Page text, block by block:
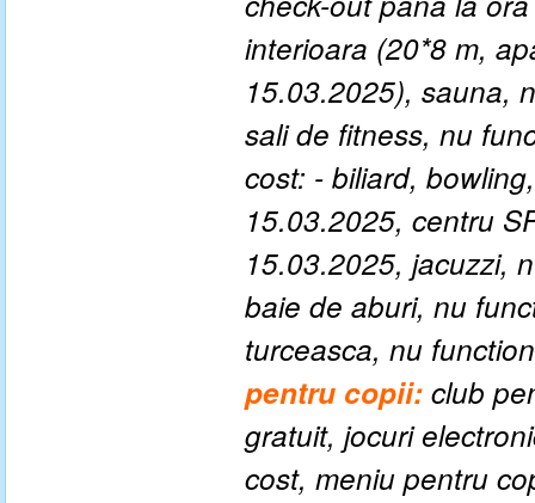
interioara (20*8 m,
15.03.2025), sauna,
sali de fitness, nu
cost: - biliard,
15.03.2025, centru
15.03.2025, jacuzzi,
baie de aburi, nu
turceasca, nu
pentru copii: club
gratuit, jocuri
cost, meniu pentru